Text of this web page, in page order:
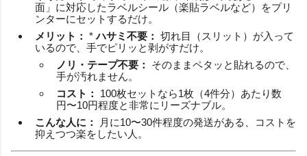
面」に対応したラベルシール（楽貼ラベルなど）をプリ
ンターにセットするだけ。
メリット： *ハサミ不要： 切れ目（スリット）が入って
いるので、手でピリッと剥がすだけ。
ノリ・テープ不要：
そのままペタッと貼れるので、
手が汚れません。
コスト：
100枚セットなら1枚（4件分）あたり数
円〜10円程度と非常にリーズナブル。
こんな人に：
月に10〜30件程度の発送がある、コストを
抑えつつ楽をしたい人。